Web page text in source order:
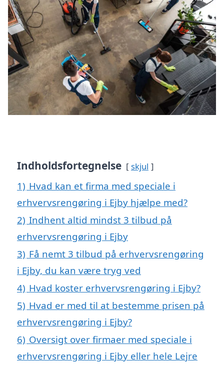
Indholdsfortegnelse skjul
1) Hvad kan et firma med speciale i
erhvervsrengøring i Ejby hjælpe med?
2) Indhent altid mindst 3 tilbud på
erhvervsrengøring i Ejby
3) Få nemt 3 tilbud på erhvervsrengøring
i Ejby, du kan være tryg ved
4) Hvad koster erhvervsrengøring i Ejby?
5) Hvad er med til at bestemme prisen på
erhvervsrengøring i Ejby?
6) Oversigt over firmaer med speciale i
erhvervsrengøring i Ejby eller hele Lejre